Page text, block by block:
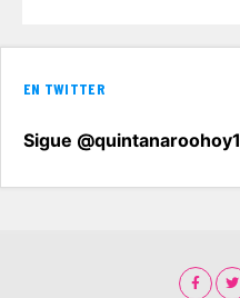
EN TWITTER
Sigue @quintanaroohoy1